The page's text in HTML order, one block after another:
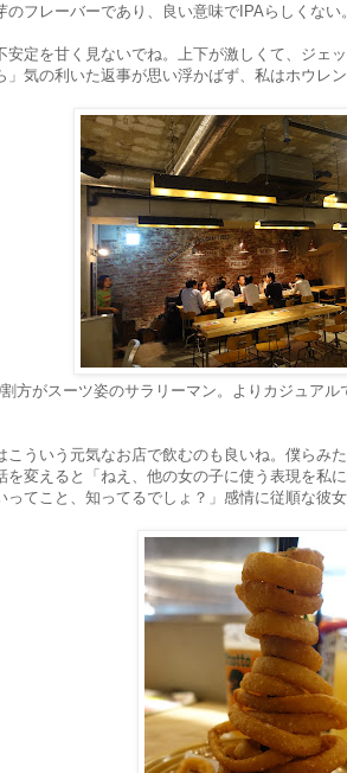
のフレーバーであり、良い意味でIPAらしくない。
安定を甘く見ないでね。上下が激しくて、ジェ
」気の利いた返事が思い浮かばず、私はホウレ
方がスーツ姿のサラリーマン。よりカジュアル
こういう元気なお店で飲むのも良いね。僕らみ
を変えると「ねえ、他の女の子に使う表現を私
ってこと、知ってるでしょ？」感情に従順な彼